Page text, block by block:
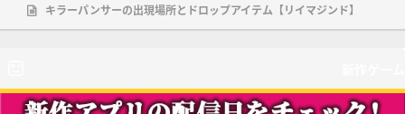
キラーパンサーの出現場所とドロップアイテム【リイマジンド】